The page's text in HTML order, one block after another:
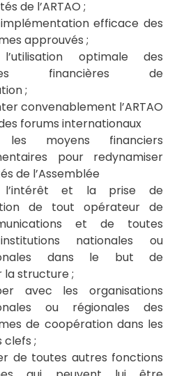
de l’ARTAO ;
efficace des
approuvés ;
optimale des
financières de
;
convenablement l’ARTAO
forums internationaux
les moyens financiers
pour redynamiser
de l’Assemblée
l’intérêt et la prise de
de tout opérateur de
et de toutes
nationales ou
dans le but de
structure ;
avec les organisations
ou régionales des
de coopération dans les
clefs ;
de toutes autres fonctions